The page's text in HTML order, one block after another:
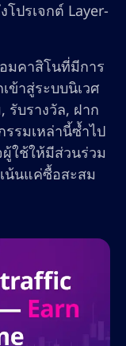
ปรเจกต์ Layer-
มคาสิโนที่มีการ
ข้าสู่ระบบนิเวศ
รับรางวัล, ฝาก
รมเหล่านี้ซ้ำไป
ใช้ให้มีส่วนร่วม
น้นแค่ซื้อสะสม